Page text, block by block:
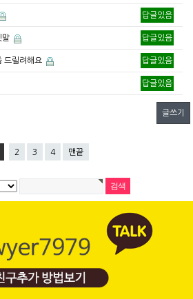
답글있음
말 답글있음
드릴려해요 답글있음
답글있음
글쓰기
2 3 4 맨끝